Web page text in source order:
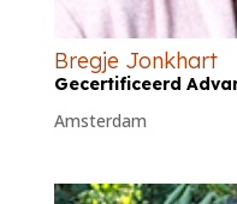
Bregje Jonkhart
Gecertificeerd
Amsterdam